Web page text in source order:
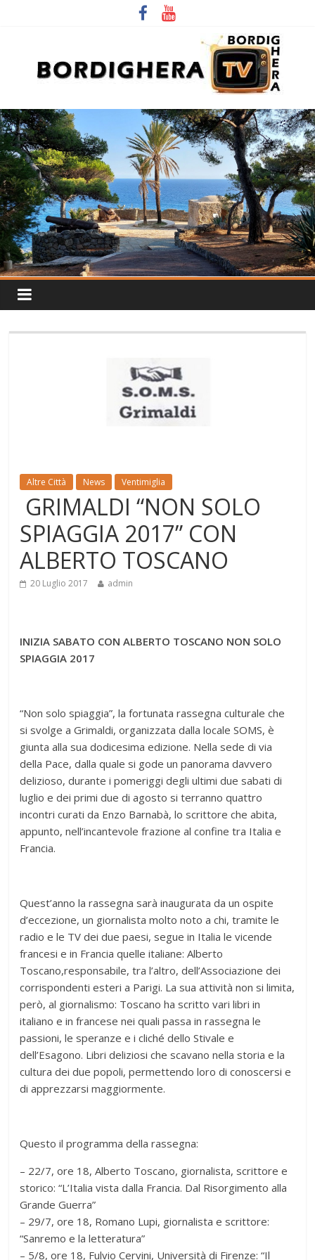
Altre Città News Ventimiglia
GRIMALDI “NON SOLO
SPIAGGIA 2017” CON
ALBERTO TOSCANO
20 Luglio 2017 admin
INIZIA SABATO CON ALBERTO TOSCANO NON SOLO
SPIAGGIA 2017
“Non solo spiaggia”, la fortunata rassegna culturale che
si svolge a Grimaldi, organizzata dalla locale SOMS, è
giunta alla sua dodicesima edizione. Nella sede di via
della Pace, dalla quale si gode un panorama davvero
delizioso, durante i pomeriggi degli ultimi due sabati di
luglio e dei primi due di agosto si terranno quattro
incontri curati da Enzo Barnabà, lo scrittore che abita,
appunto, nell’incantevole frazione al confine tra Italia e
Francia.
Quest’anno la rassegna sarà inaugurata da un ospite
d’eccezione, un giornalista molto noto a chi, tramite le
radio e le TV dei due paesi, segue in Italia le vicende
francesi e in Francia quelle italiane: Alberto
Toscano,responsabile, tra l’altro, dell’Associazione dei
corrispondenti esteri a Parigi. La sua attività non si limita,
però, al giornalismo: Toscano ha scritto vari libri in
italiano e in francese nei quali passa in rassegna le
passioni, le speranze e i cliché dello Stivale e
dell’Esagono. Libri deliziosi che scavano nella storia e la
cultura dei due popoli, permettendo loro di conoscersi e
di apprezzarsi maggiormente.
Questo il programma della rassegna:
– 22/7, ore 18, Alberto Toscano, giornalista, scrittore e
storico: “L’Italia vista dalla Francia. Dal Risorgimento alla
Grande Guerra”
– 29/7, ore 18, Romano Lupi, giornalista e scrittore:
“Sanremo e la letteratura”
– 5/8, ore 18, Fulvio Cervini, Università di Firenze: “Il